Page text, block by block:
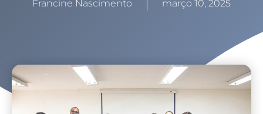
Francine Nascimento março 10, 2025